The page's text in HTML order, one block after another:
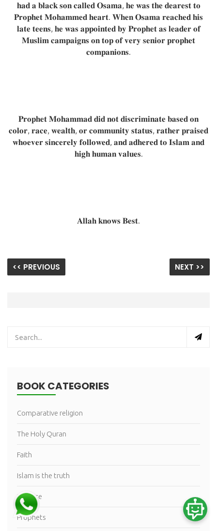
𝐡𝐚𝐝 𝐚 𝐛𝐥𝐚𝐜𝐤 𝐬𝐨𝐧 𝐜𝐚𝐥𝐥𝐞𝐝 𝐎𝐬𝐚𝐦𝐚, 𝐡𝐞 𝐰𝐚𝐬 𝐭𝐡𝐞 𝐝𝐞𝐚𝐫𝐞𝐬𝐭 𝐭𝐨
𝐏𝐫𝐨𝐩𝐡𝐞𝐭 𝐌𝐨𝐡𝐚𝐦𝐦𝐞𝐝 𝐡𝐞𝐚𝐫𝐭. 𝐖𝐡𝐞𝐧 𝐎𝐬𝐚𝐦𝐚 𝐫𝐞𝐚𝐜𝐡𝐞𝐝 𝐡𝐢𝐬
𝐥𝐚𝐭𝐞 𝐭𝐞𝐞𝐧𝐬, 𝐡𝐞 𝐰𝐚𝐬 𝐚𝐩𝐩𝐨𝐢𝐧𝐭𝐞𝐝 𝐛𝐲 𝐏𝐫𝐨𝐩𝐡𝐞𝐭 𝐚𝐬 𝐥𝐞𝐚𝐝𝐞𝐫 𝐨𝐟
𝐌𝐮𝐬𝐥𝐢𝐦 𝐜𝐚𝐦𝐩𝐚𝐢𝐠𝐧𝐬 𝐨𝐧 𝐭𝐨𝐩 𝐨𝐟 𝐯𝐞𝐫𝐲 𝐬𝐞𝐧𝐢𝐨𝐫 𝐩𝐫𝐨𝐩𝐡𝐞𝐭
𝐜𝐨𝐦𝐩𝐚𝐧𝐢𝐨𝐧𝐬.
𝐏𝐫𝐨𝐩𝐡𝐞𝐭 𝐌𝐨𝐡𝐚𝐦𝐦𝐚𝐝 𝐝𝐢𝐝 𝐧𝐨𝐭 𝐝𝐢𝐬𝐜𝐫𝐢𝐦𝐢𝐧𝐚𝐭𝐞 𝐛𝐚𝐬𝐞𝐝 𝐨𝐧
𝐜𝐨𝐥𝐨𝐫, 𝐫𝐚𝐜𝐞, 𝐰𝐞𝐚𝐥𝐭𝐡, 𝐨𝐫 𝐜𝐨𝐦𝐦𝐮𝐧𝐢𝐭𝐲 𝐬𝐭𝐚𝐭𝐮𝐬, 𝐫𝐚𝐭𝐡𝐞𝐫 𝐩𝐫𝐚𝐢𝐬𝐞𝐝
𝐰𝐡𝐨𝐞𝐯𝐞𝐫 𝐬𝐢𝐧𝐜𝐞𝐫𝐞𝐥𝐲 𝐟𝐨𝐥𝐥𝐨𝐰𝐞𝐝, 𝐚𝐧𝐝 𝐚𝐝𝐡𝐞𝐫𝐞𝐝 𝐭𝐨 𝐈𝐬𝐥𝐚𝐦 𝐚𝐧𝐝
𝐡𝐢𝐠𝐡 𝐡𝐮𝐦𝐚𝐧 𝐯𝐚𝐥𝐮𝐞𝐬.
𝐀𝐥𝐥𝐚𝐡 𝐤𝐧𝐨𝐰𝐬 𝐁𝐞𝐬𝐭.
<< PREVIOUS NEXT >>
BOOK CATEGORIES
Comparative religion
The Holy Quran
Faith
Islam is the truth
Practice
Prophets